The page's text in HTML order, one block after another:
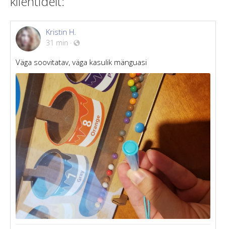
Kristin H.
31 min ·
Väga soovitatav, väga kasulik mänguasi